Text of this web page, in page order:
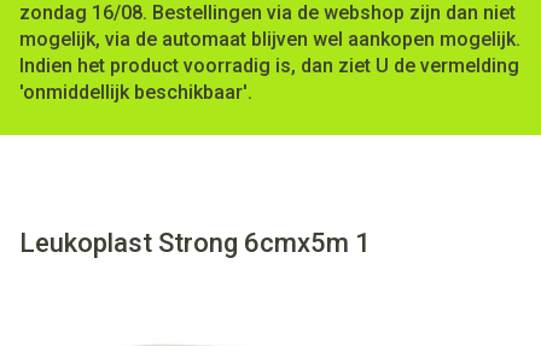
zondag 16/08. Bestellingen via de webshop zijn dan niet
mogelijk, via de automaat blijven wel aankopen mogelijk.
Indien het product voorradig is, dan ziet U de vermelding
'onmiddellijk beschikbaar'.
Leukoplast Strong 6cmx5m 1